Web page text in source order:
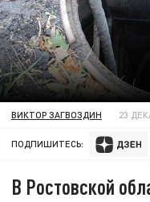
ВИКТОР ЗАГВОЗДИН 23
ПОДПИШИТЕСЬ:
В Ростовской